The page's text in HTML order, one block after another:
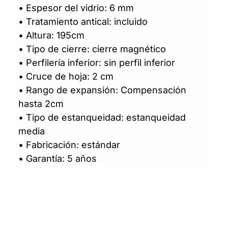
• Espesor del vidrio: 6 mm
• Tratamiento antical: incluido
• Altura: 195cm
• Tipo de cierre: cierre magnético
• Perfilería inferior: sin perfil inferior
• Cruce de hoja: 2 cm
• Rango de expansión: Compensación
hasta 2cm
• Tipo de estanqueidad: estanqueidad
media
• Fabricación: estándar
• Garantía: 5 años